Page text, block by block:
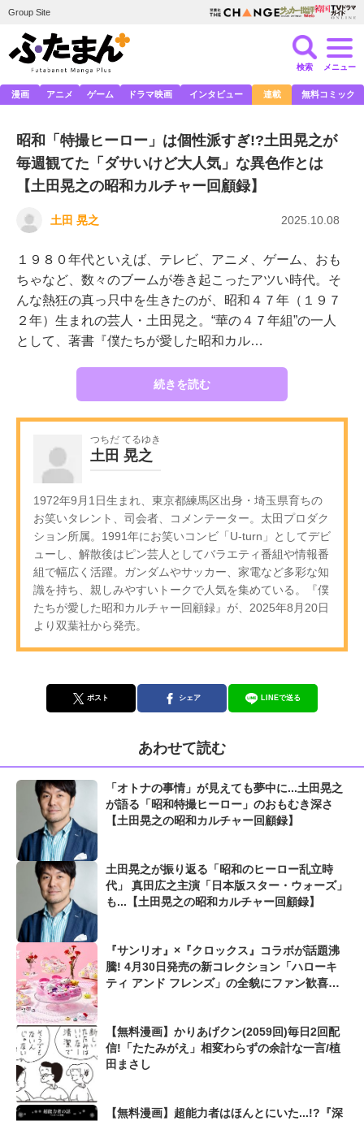
Group Site
検索 メニュー
漫画 アニメ ゲーム ドラマ映画 インタビュー 連載 無料コミック
昭和「特撮ヒーロー」は個性派すぎ!?土田晃之が
毎週観てた「ダサいけど大人気」な異色作とは
【土田晃之の昭和カルチャー回顧録】
土田 晃之 2025.10.08
１９８０年代といえば、テレビ、アニメ、ゲーム、おも
ちゃなど、数々のブームが巻き起こったアツい時代。そ
んな熱狂の真っ只中を生きたのが、昭和４７年（１９７
２年）生まれの芸人・土田晃之。“華の４７年組”の一人
として、著書『僕たちが愛した昭和カル…
続きを読む
つちだ てるゆき
土田 晃之
1972年9月1日生まれ、東京都練馬区出身・埼玉県育ちの
お笑いタレント、司会者、コメンテーター。太田プロダク
ション所属。1991年にお笑いコンビ「U-turn」としてデビ
ューし、解散後はピン芸人としてバラエティ番組や情報番
組で幅広く活躍。ガンダムやサッカー、家電など多彩な知
識を持ち、親しみやすいトークで人気を集めている。『僕
たちが愛した昭和カルチャー回顧録』が、2025年8月20日
より双葉社から発売。
ポスト シェア LINEで送る
あわせて読む
「オトナの事情」が見えても夢中に...土田晃之
が語る「昭和特撮ヒーロー」のおもむき深さ
【土田晃之の昭和カルチャー回顧録】
土田晃之が振り返る「昭和のヒーロー乱立時
代」 真田広之主演「日本版スター・ウォーズ」
も...【土田晃之の昭和カルチャー回顧録】
『サンリオ』×『クロックス』コラボが話題沸
騰! 4月30日発売の新コレクション「ハローキ
ティ アンド フレンズ」の全貌にファン歓喜
【無料漫画】かりあげクン(2059回)毎日2回配
信!「たたみがえ」相変わらずの余計な一言/植
田まさし
【無料漫画】超能力者はほんとにいた...!?『深